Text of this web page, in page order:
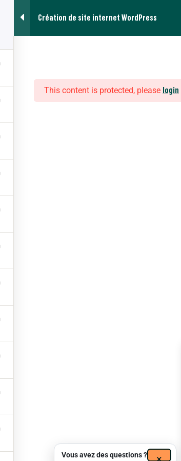
Création de site internet WordPress
This content is protected, please login
Vous avez des questions ?
Menu